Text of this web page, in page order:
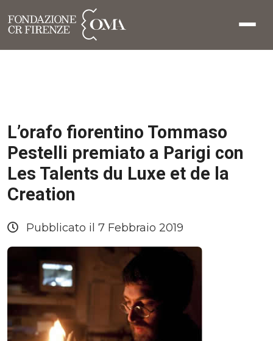
L’orafo fiorentino Tommaso
Pestelli premiato a Parigi con
Les Talents du Luxe et de la
Creation
Pubblicato il 7 Febbraio 2019